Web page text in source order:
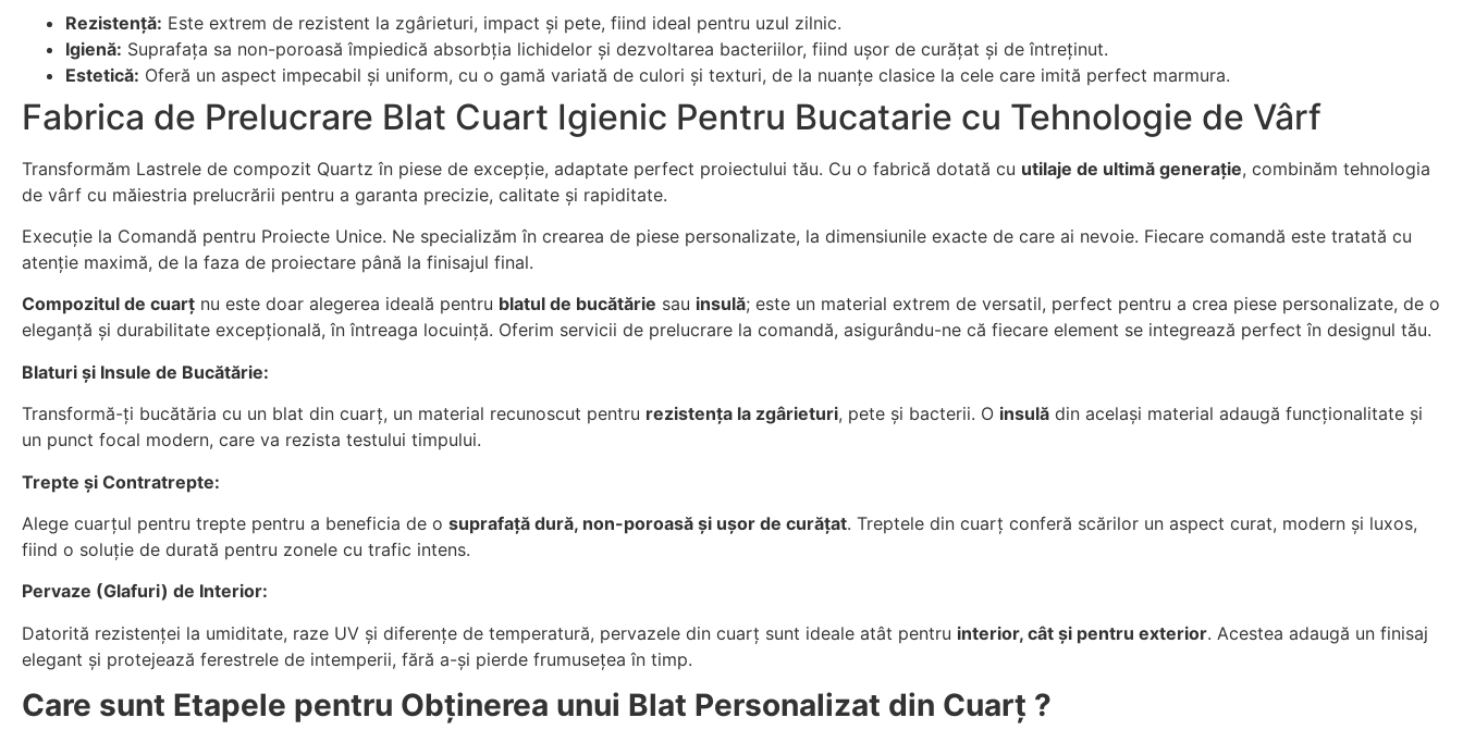
Rezistență: Este extrem de rezistent la zgârieturi, impact și pete, fiind ideal pentru uzul zilnic.
Igienă: Suprafața sa non-poroasă împiedică absorbția lichidelor și dezvoltarea bacteriilor, fiind ușor de curățat și de întreținut.
Estetică: Oferă un aspect impecabil și uniform, cu o gamă variată de culori și texturi, de la nuanțe clasice la cele care imită perfect marmura.
Fabrica de Prelucrare Blat Cuart Igienic Pentru Bucatarie cu Tehnologie de Vârf
Transformăm Lastrele de compozit Quartz în piese de excepție, adaptate perfect proiectului tău. Cu o fabrică dotată cu utilaje de ultimă generație, combinăm tehnologia
de vârf cu măiestria prelucrării pentru a garanta precizie, calitate și rapiditate.
Execuție la Comandă pentru Proiecte Unice. Ne specializăm în crearea de piese personalizate, la dimensiunile exacte de care ai nevoie. Fiecare comandă este tratată cu
atenție maximă, de la faza de proiectare până la finisajul final.
Compozitul de cuarț nu este doar alegerea ideală pentru blatul de bucătărie sau insulă; este un material extrem de versatil, perfect pentru a crea piese personalizate, de o
eleganță și durabilitate excepțională, în întreaga locuință. Oferim servicii de prelucrare la comandă, asigurându-ne că fiecare element se integrează perfect în designul tău.
Blaturi și Insule de Bucătărie:
Transformă-ți bucătăria cu un blat din cuarț, un material recunoscut pentru rezistența la zgârieturi, pete și bacterii. O insulă din același material adaugă funcționalitate și
un punct focal modern, care va rezista testului timpului.
Trepte și Contratrepte:
Alege cuarțul pentru trepte pentru a beneficia de o suprafață dură, non-poroasă și ușor de curățat. Treptele din cuarț conferă scărilor un aspect curat, modern și luxos,
fiind o soluție de durată pentru zonele cu trafic intens.
Pervaze (Glafuri) de Interior:
Datorită rezistenței la umiditate, raze UV și diferențe de temperatură, pervazele din cuarț sunt ideale atât pentru interior, cât și pentru exterior. Acestea adaugă un finisaj
elegant și protejează ferestrele de intemperii, fără a-și pierde frumusețea în timp.
Care sunt Etapele pentru Obținerea unui Blat Personalizat din Cuarț ?